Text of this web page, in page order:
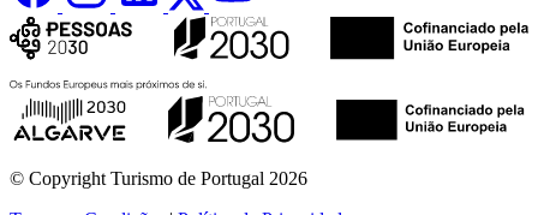
© Copyright Turismo de Portugal 2026